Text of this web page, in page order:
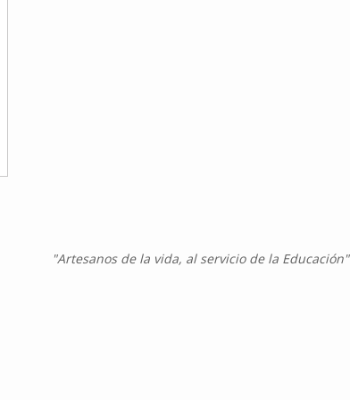
"Artesanos de la vida, al servicio de la Educación"